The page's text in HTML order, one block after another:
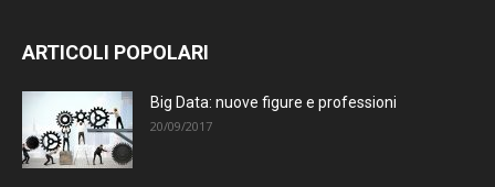
ARTICOLI POPOLARI
Big Data: nuove figure e professioni
20/09/2017